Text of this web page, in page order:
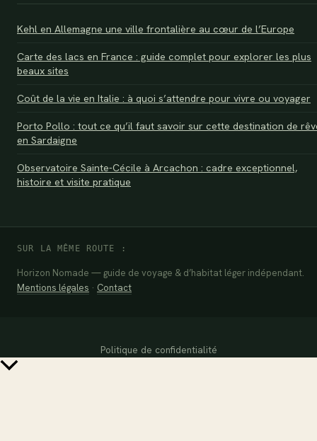
Kehl en Allemagne une ville frontalière au cœur de l’Europe
Carte des lacs en France : guide complet pour explorer les plus
beaux sites
Coût de la vie en Italie : à quoi s’attendre pour vivre ou voyager
Porto Pollo : tout ce qu’il faut savoir sur cette destination de
en Sardaigne
Observatoire Sainte-Cécile à Arcachon : cadre exceptionnel,
histoire et visite pratique
SUR LA MÊME ROUTE :
Horizon Nomade — guide de voyage & d’habitat léger indépendant.
Mentions légales · Contact
Politique de confidentialité